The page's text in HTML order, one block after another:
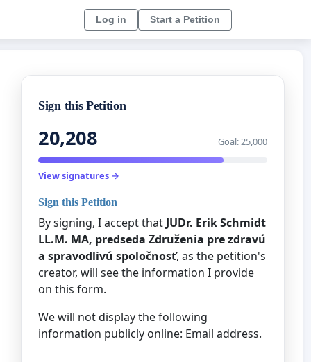
Log in Start a Petition
Sign this Petition
20,208 Goal: 25,000
View signatures →
Sign this Petition
By signing, I accept that JUDr. Erik Schmidt
LL.M. MA, predseda Združenia pre zdravú
a spravodlivú spoločnosť, as the petition's
creator, will see the information I provide
on this form.
We will not display the following
information publicly online: Email address.